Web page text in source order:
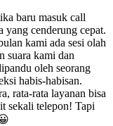
baru masuk call
yang cenderung cepat.
kami ada sesi olah
suara kami dan
oleh seorang
habis-habisan.
rata-rata layanan bisa
sekali telepon! Tapi